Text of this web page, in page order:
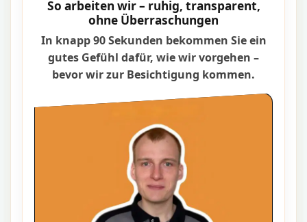
So arbeiten wir – ruhig, transparent,
ohne Überraschungen
In knapp 90 Sekunden bekommen Sie ein
gutes Gefühl dafür, wie wir vorgehen –
bevor wir zur Besichtigung kommen.